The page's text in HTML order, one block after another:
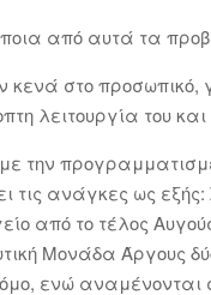
από αυτά τα
κενά στο
λειτουργία του
την
τις ανάγκες ως
από το τέλος
Μονάδα Άργους
ενώ αναμένονται